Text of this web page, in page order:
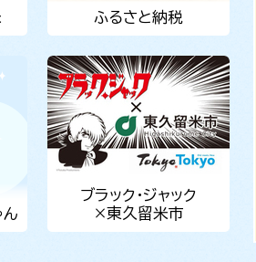
ふるさと納税
ブラック・ジャック
×東久留米市